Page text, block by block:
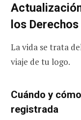
los
La vida se trata
viaje de tu logo.
Cuándo y
registrada